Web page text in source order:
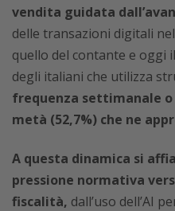
vendita guidata
delle transazioni digitali
quello del contante e oggi
degli italiani che utilizza
frequenza settimanale
metà (52,7%) che ne
A questa dinamica si
pressione normativa
fiscalità, dall’uso dell’AI